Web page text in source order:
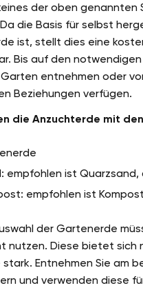
der oben
die Basis für selbst
ist, stellt dies eine
Bis auf den
entnehmen oder
Beziehungen verfügen.
die Anzuchterde mit
empfohlen ist
empfohlen ist
der Gartenerde
nutzen. Diese bietet sich
stark. Entnehmen Sie am
und verwenden diese